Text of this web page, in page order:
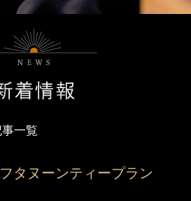
事一覧
タヌーンティープラン